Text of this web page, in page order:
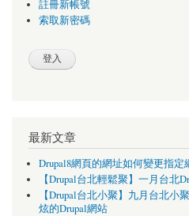
註冊新帳號
索取新密碼
最新文章
Drupal8網頁的網址如何變更指定
【Drupal台北輕鬆聚】一月台北
【Drupal台北小聚】九月台北小
炫的Drupal網站